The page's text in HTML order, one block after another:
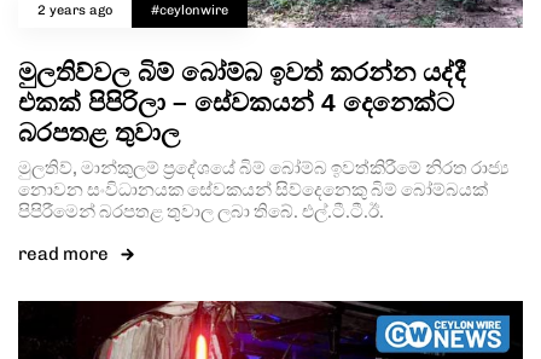
2 years ago #ceylonwire
මුලතිව්වල බිම් බෝම්බ ඉවත් කරන්න යද්දී
එකක් පිපිරිලා – සේවකයන් 4 දෙනෙක්ට
බරපතළ තුවාල
මුලතිව්, මාන්කුලම් ප්‍රදේශයේ බිම් බෝම්බ ඉවත්කිරීමේ නිරත රාජ්‍ය
නොවන සංවිධානයක සේවකයන් සිව්දෙනෙකු බිම් බෝම්බයක්
පිපිරීමෙන් බරපතළ තුවාල ලබා තිබේ. එල්.ටී.ටී.ඊ.
read more